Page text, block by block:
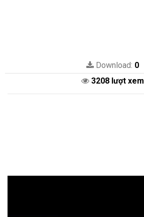
Download: 0
3208 lượt xem